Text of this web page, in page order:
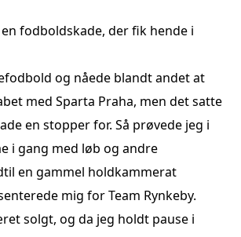
fodboldskade, der fik hende i
og nåede blandt andet at
med Sparta Praha, men det satte
en stopper for. Så prøvede jeg i
i gang med løb og andre
en gammel holdkammerat
mig for Team Rynkeby.
solgt, og da jeg holdt pause i